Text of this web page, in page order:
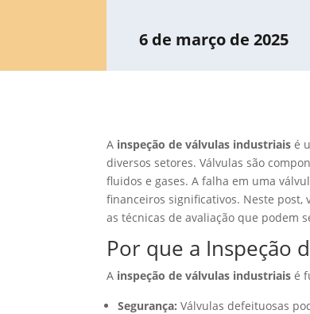
6 de março de 2025
A inspeção de válvulas industriais é
diversos setores. Válvulas são
fluidos e gases. A falha em uma
financeiros significativos. Neste
as técnicas de avaliação que podem
Por que a Inspeção
A inspeção de válvulas industriais é
Segurança: Válvulas defeituosas